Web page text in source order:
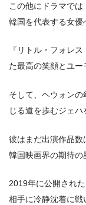
この他にドラマで
韓国を代表する女優
『リトル・フォレ
た最高の笑顔とユー
そして、ヘウォン
じる道を歩むジェハ
彼はまだ出演作品数
韓国映画界の期待の
2019年に公開され
相手に冷静沈着に戦